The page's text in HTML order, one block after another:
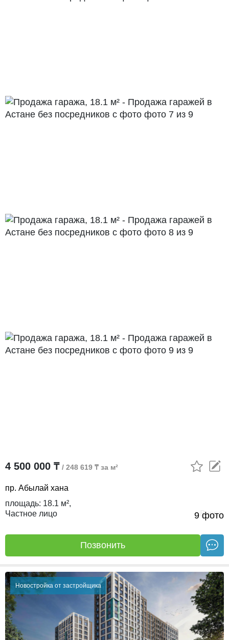
9 фото
4 500 000 ₸ / 248 619 ₸ за м²
пр. Абылай хана
площадь: 18.1 м²,
Частное лицо
Вчера
Позвонить
Новостройка от застройщика